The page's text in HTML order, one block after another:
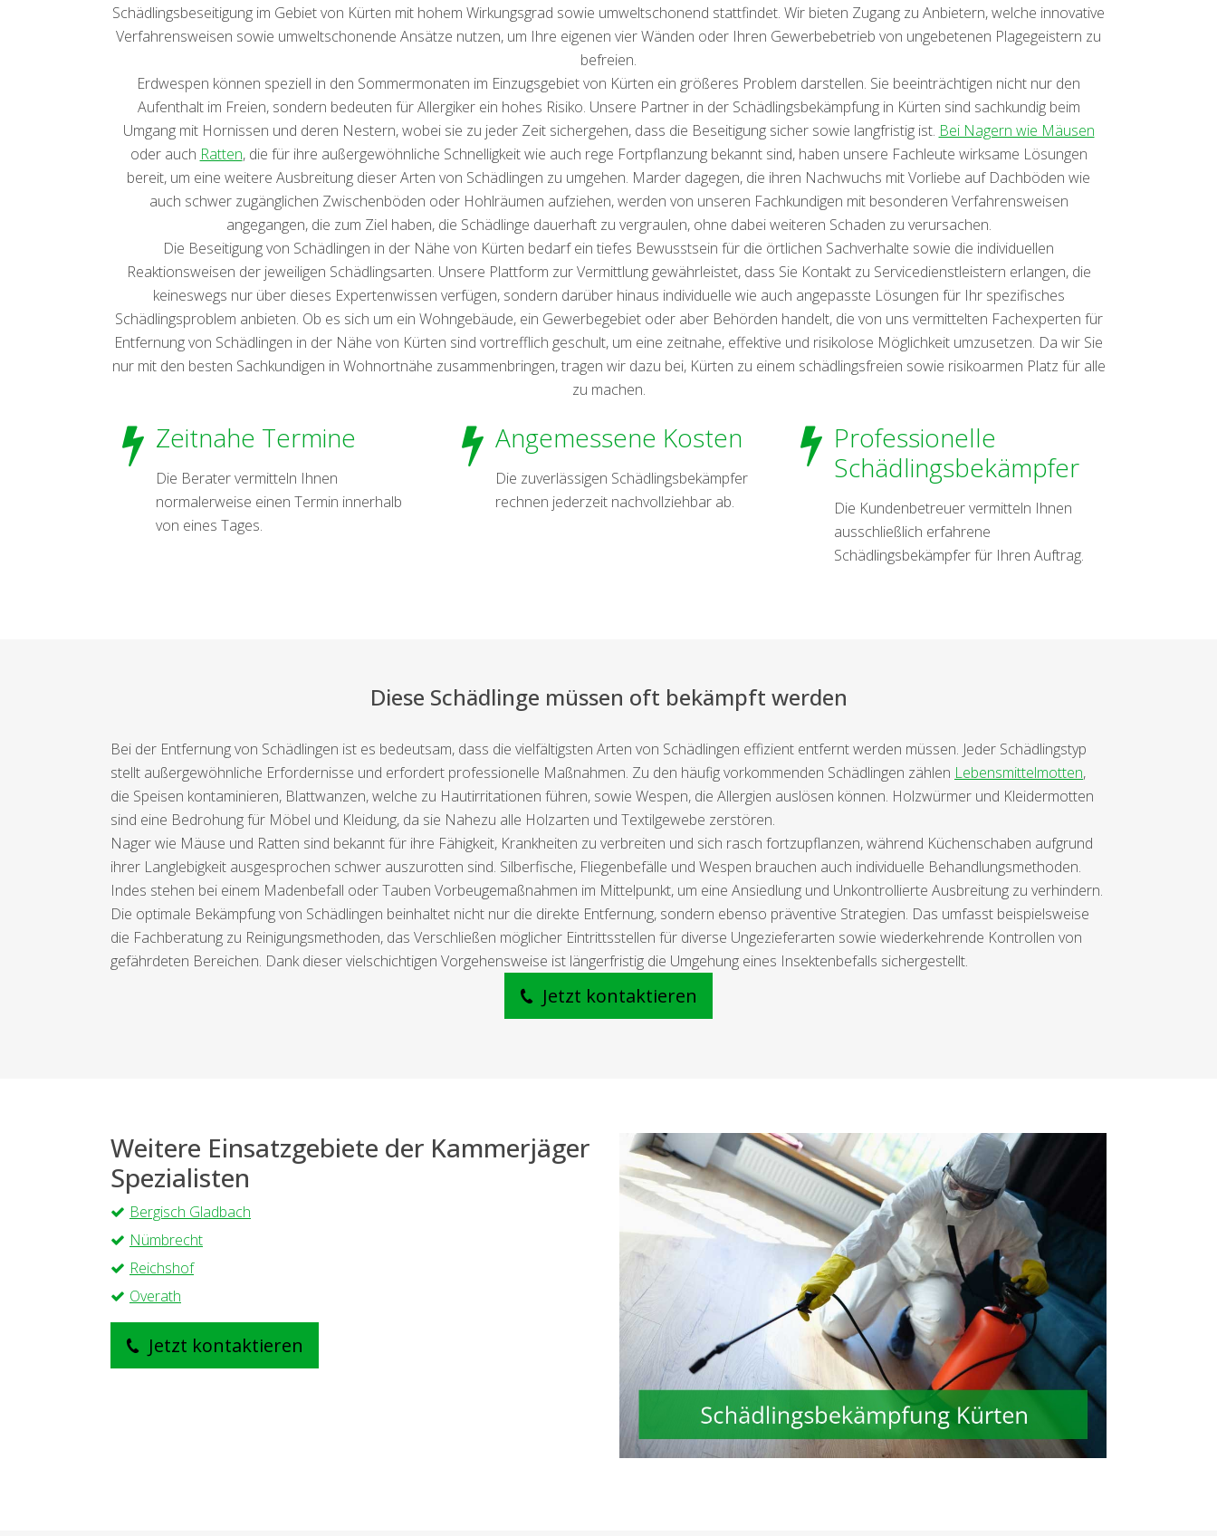
Schädlingsbeseitigung im Gebiet von Kürten mit hohem Wirkungsgrad sowie umweltschonend stattfindet. Wir bieten Zugang zu Anbietern, welche innovative
Verfahrensweisen sowie umweltschonende Ansätze nutzen, um Ihre eigenen vier Wänden oder Ihren Gewerbebetrieb von ungebetenen Plagegeistern zu
befreien.
Erdwespen können speziell in den Sommermonaten im Einzugsgebiet von Kürten ein größeres Problem darstellen. Sie beeinträchtigen nicht nur den
Aufenthalt im Freien, sondern bedeuten für Allergiker ein hohes Risiko. Unsere Partner in der Schädlingsbekämpfung in Kürten sind sachkundig beim
Umgang mit Hornissen und deren Nestern, wobei sie zu jeder Zeit sichergehen, dass die Beseitigung sicher sowie langfristig ist. Bei Nagern wie Mäusen
oder auch Ratten, die für ihre außergewöhnliche Schnelligkeit wie auch rege Fortpflanzung bekannt sind, haben unsere Fachleute wirksame Lösungen
bereit, um eine weitere Ausbreitung dieser Arten von Schädlingen zu umgehen. Marder dagegen, die ihren Nachwuchs mit Vorliebe auf Dachböden wie
auch schwer zugänglichen Zwischenböden oder Hohlräumen aufziehen, werden von unseren Fachkundigen mit besonderen Verfahrensweisen
angegangen, die zum Ziel haben, die Schädlinge dauerhaft zu vergraulen, ohne dabei weiteren Schaden zu verursachen.
Die Beseitigung von Schädlingen in der Nähe von Kürten bedarf ein tiefes Bewusstsein für die örtlichen Sachverhalte sowie die individuellen
Reaktionsweisen der jeweiligen Schädlingsarten. Unsere Plattform zur Vermittlung gewährleistet, dass Sie Kontakt zu Servicedienstleistern erlangen, die
keineswegs nur über dieses Expertenwissen verfügen, sondern darüber hinaus individuelle wie auch angepasste Lösungen für Ihr spezifisches
Schädlingsproblem anbieten. Ob es sich um ein Wohngebäude, ein Gewerbegebiet oder aber Behörden handelt, die von uns vermittelten Fachexperten für
Entfernung von Schädlingen in der Nähe von Kürten sind vortrefflich geschult, um eine zeitnahe, effektive und risikolose Möglichkeit umzusetzen. Da wir Sie
nur mit den besten Sachkundigen in Wohnortnähe zusammenbringen, tragen wir dazu bei, Kürten zu einem schädlingsfreien sowie risikoarmen Platz für alle
zu machen.
Zeitnahe Termine
Die Berater vermitteln Ihnen
normalerweise einen Termin innerhalb
von eines Tages.
Angemessene Kosten
Die zuverlässigen Schädlingsbekämpfer
rechnen jederzeit nachvollziehbar ab.
Professionelle
Schädlingsbekämpfer
Die Kundenbetreuer vermitteln Ihnen
ausschließlich erfahrene
Schädlingsbekämpfer für Ihren Auftrag.
Diese Schädlinge müssen oft bekämpft werden
Bei der Entfernung von Schädlingen ist es bedeutsam, dass die vielfältigsten Arten von Schädlingen effizient entfernt werden müssen. Jeder Schädlingstyp
stellt außergewöhnliche Erfordernisse und erfordert professionelle Maßnahmen. Zu den häufig vorkommenden Schädlingen zählen Lebensmittelmotten,
die Speisen kontaminieren, Blattwanzen, welche zu Hautirritationen führen, sowie Wespen, die Allergien auslösen können. Holzwürmer und Kleidermotten
sind eine Bedrohung für Möbel und Kleidung, da sie Nahezu alle Holzarten und Textilgewebe zerstören.
Nager wie Mäuse und Ratten sind bekannt für ihre Fähigkeit, Krankheiten zu verbreiten und sich rasch fortzupflanzen, während Küchenschaben aufgrund
ihrer Langlebigkeit ausgesprochen schwer auszurotten sind. Silberfische, Fliegenbefälle und Wespen brauchen auch individuelle Behandlungsmethoden.
Indes stehen bei einem Madenbefall oder Tauben Vorbeugemaßnahmen im Mittelpunkt, um eine Ansiedlung und Unkontrollierte Ausbreitung zu verhindern.
Die optimale Bekämpfung von Schädlingen beinhaltet nicht nur die direkte Entfernung, sondern ebenso präventive Strategien. Das umfasst beispielsweise
die Fachberatung zu Reinigungsmethoden, das Verschließen möglicher Eintrittsstellen für diverse Ungezieferarten sowie wiederkehrende Kontrollen von
gefährdeten Bereichen. Dank dieser vielschichtigen Vorgehensweise ist längerfristig die Umgehung eines Insektenbefalls sichergestellt.
Jetzt kontaktieren
Weitere Einsatzgebiete der Kammerjäger
Spezialisten
Bergisch Gladbach
Nümbrecht
Reichshof
Overath
Jetzt kontaktieren